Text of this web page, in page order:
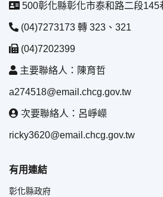
500彰化縣彰化市泰和路二段145
(04)7273173 轉 323、321
(04)7202399
主要聯絡人：陳育哲
a274518@email.chcg.gov.tw
次要聯絡人：呂崢嶸
ricky3620@email.chcg.gov.tw
有用連結
彰化縣政府